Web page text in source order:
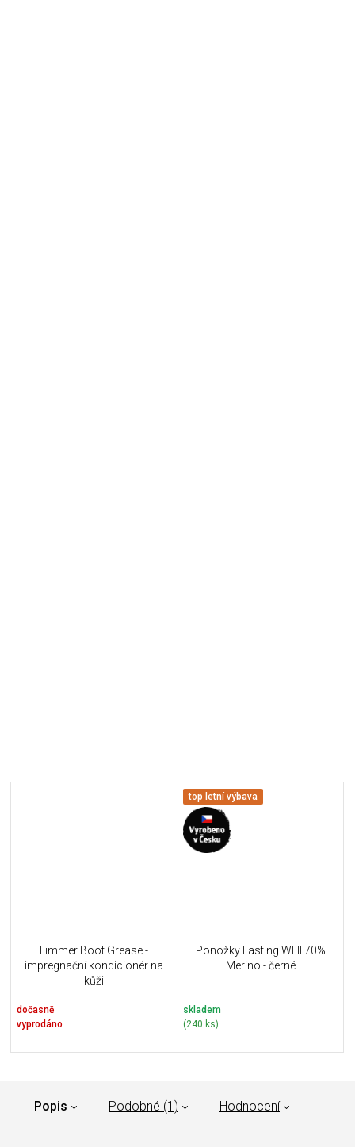
Limmer Boot Grease -
impregnační kondicionér na
kůži
dočasně
vyprodáno
top letní výbava
Ponožky Lasting WHI 70%
Merino - černé
skladem
(240 ks)
Popis Podobné (1) Hodnocení